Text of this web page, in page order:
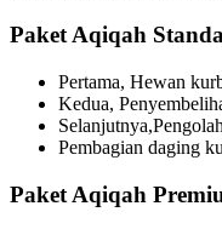
Paket Aqiqah
Pertama, Hewan
Kedua,
Pembagian daging
Paket Aqiqah